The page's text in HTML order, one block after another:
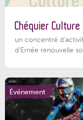
Chéquier
un concentré
d’Ernée renouvelle
Événement